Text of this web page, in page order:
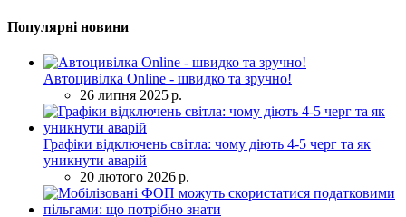
Популярні новини
Автоцивілка Online - швидко та зручно!
26 липня 2025 р.
Графіки відключень світла: чому діють 4-5 черг та як
уникнути аварій
20 лютого 2026 р.